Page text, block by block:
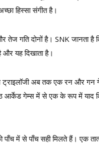
हिस्सा संगीत है।
गति दोनों है। SNK जानता है
और यह दिखाता है।
अब तक एक रन और गन
गेम्स में से एक के रूप में याद
पाँच में से पाँच सही मिलते हैं। एक